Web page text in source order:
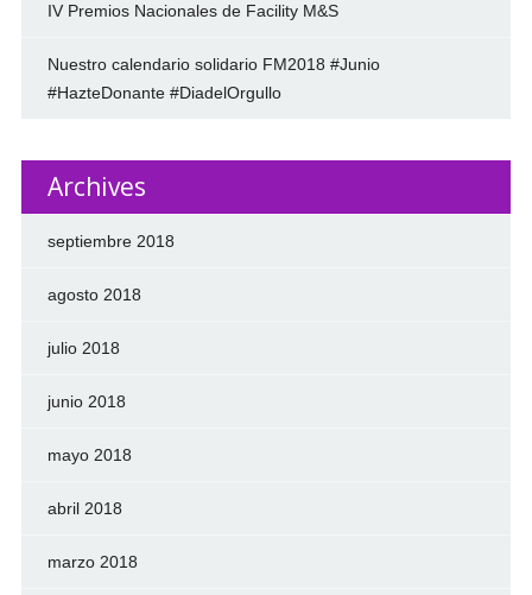
IV Premios Nacionales de Facility M&S
Nuestro calendario solidario FM2018 #Junio
#HazteDonante #DiadelOrgullo
Archives
septiembre 2018
agosto 2018
julio 2018
junio 2018
mayo 2018
abril 2018
marzo 2018